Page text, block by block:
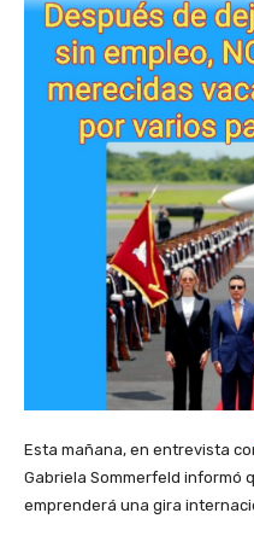
Esta mañana, en entrevista
Gabriela Sommerfeld informó
emprenderá una gira